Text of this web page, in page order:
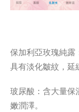
保加利亞玫瑰純露
具有淡化皺紋，延
玻尿酸：含大量保
嫩潤澤。